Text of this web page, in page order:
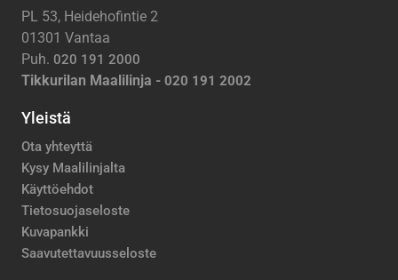
PL 53, Heidehofintie 2
01301 Vantaa
Puh. 020 191 2000
Tikkurilan Maalilinja - 020 191 2002
Yleistä
Ota yhteyttä
Kysy Maalilinjalta
Käyttöehdot
Tietosuojaseloste
Kuvapankki
Saavutettavuusseloste